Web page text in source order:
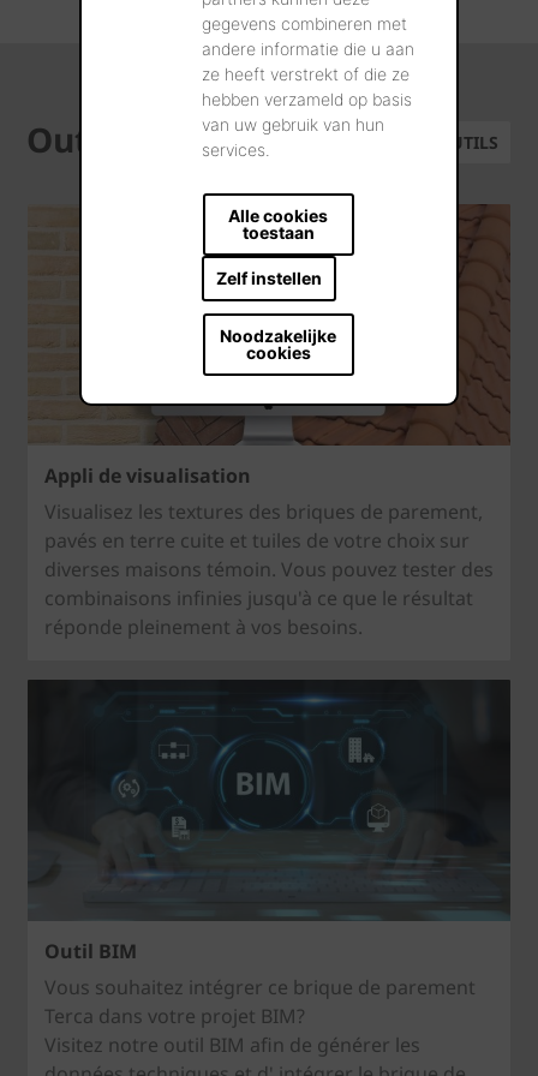
gegevens combineren met
andere informatie die u aan
ze heeft verstrekt of die ze
hebben verzameld op basis
van uw gebruik van hun
services.
Alle cookies
toestaan
Zelf instellen
Noodzakelijke
cookies
Outils TOUS LES OUTILS
Appli de visualisation
Visualisez les textures des briques de parement,
pavés en terre cuite et tuiles de votre choix sur
diverses maisons témoin. Vous pouvez tester des
combinaisons infinies jusqu'à ce que le résultat
réponde pleinement à vos besoins.
Outil BIM
Vous souhaitez intégrer ce brique de parement
Terca dans votre projet BIM?
Visitez notre outil BIM afin de générer les